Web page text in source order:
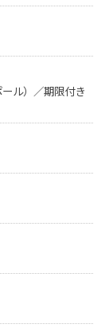
ル）／期限付き